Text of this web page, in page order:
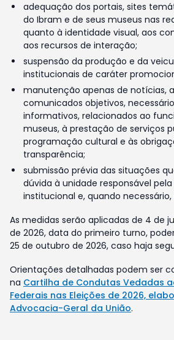
adequação dos portais, sites
do Ibram e de seus museus nas
quanto à identidade visual, aos
aos recursos de interação;
suspensão da produção e da
institucionais de caráter
manutenção apenas de notícias,
comunicados objetivos,
informativos, relacionados ao
museus, à prestação de serviços
programação cultural e às
transparência;
submissão prévia das situações
dúvida à unidade responsável
institucional e, quando necessário,
As medidas serão aplicadas de 4 de
de 2026, data do primeiro turno,
25 de outubro de 2026, caso haja
Orientações detalhadas podem ser
na Cartilha de Condutas Vedadas
Federais nas Eleições de 2026,
Advocacia-Geral da União.